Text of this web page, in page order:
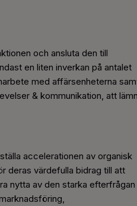
och ansluta den till
en liten inverkan på antalet
med affärsenheterna
& kommunikation, att
accelerationen av organisk
deras värdefulla bidrag till att
nytta av den starka efterfrågan